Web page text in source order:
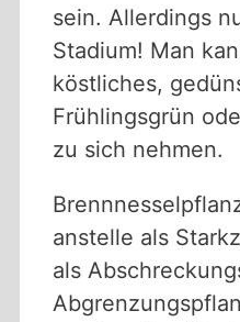
sein. Allerdings
Stadium! Man
köstliches,
Frühlingsgrün
zu sich nehmen.
anstelle als
als